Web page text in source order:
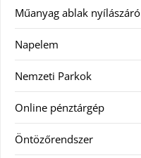
Műanyag ablak nyílászáró
Napelem
Nemzeti Parkok
Online pénztárgép
Öntözőrendszer